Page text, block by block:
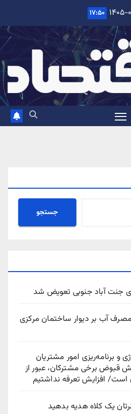
۰۵-۱۷ ۱۷:۵۰
جستجو
آب بر دیوار ساختمان مرکزی
و برنامه‌ریزی امور مشتریان
قبوض برخی مشترکان، عبور از
است/ افزایش تعرفه نداشتیم
یک کلاه هدیه بدهید